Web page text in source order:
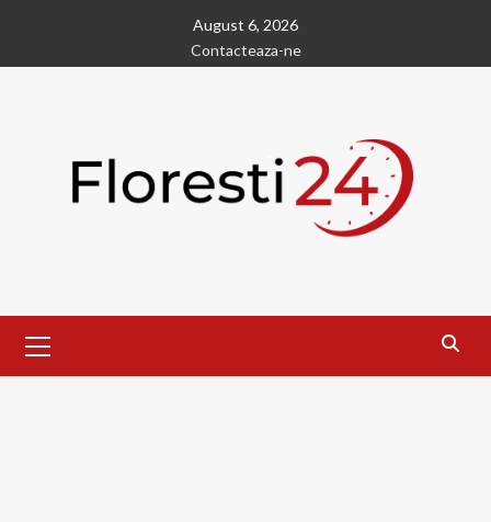
content
August 6, 2026
Contacteaza-ne
Menu